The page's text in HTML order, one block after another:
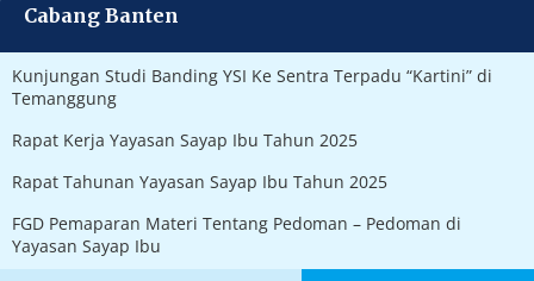
Cabang Banten
Kunjungan Studi Banding YSI Ke Sentra Terpadu “Kartini” di
Temanggung
Rapat Kerja Yayasan Sayap Ibu Tahun 2025
Rapat Tahunan Yayasan Sayap Ibu Tahun 2025
FGD Pemaparan Materi Tentang Pedoman – Pedoman di
Yayasan Sayap Ibu